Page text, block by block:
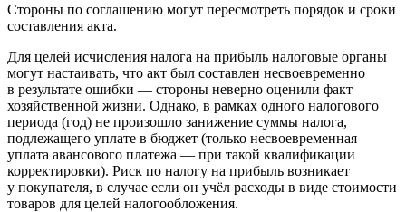
Стороны по соглашению могут пересмотреть порядок и сроки
составления акта.
Для целей исчисления налога на прибыль налоговые органы
могут настаивать, что акт был составлен несвоевременно
в результате ошибки — стороны неверно оценили факт
хозяйственной жизни. Однако, в рамках одного налогового
периода (год) не произошло занижение суммы налога,
подлежащего уплате в бюджет (только несвоевременная
уплата авансового платежа — при такой квалификации
корректировки). Риск по налогу на прибыль возникает
у покупателя, в случае если он учёл расходы в виде стоимости
товаров для целей налогообложения.